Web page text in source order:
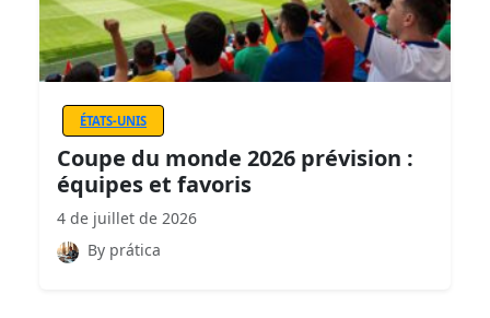
ÉTATS-UNIS
Coupe du monde 2026 prévision :
équipes et favoris
4 de juillet de 2026
By prática